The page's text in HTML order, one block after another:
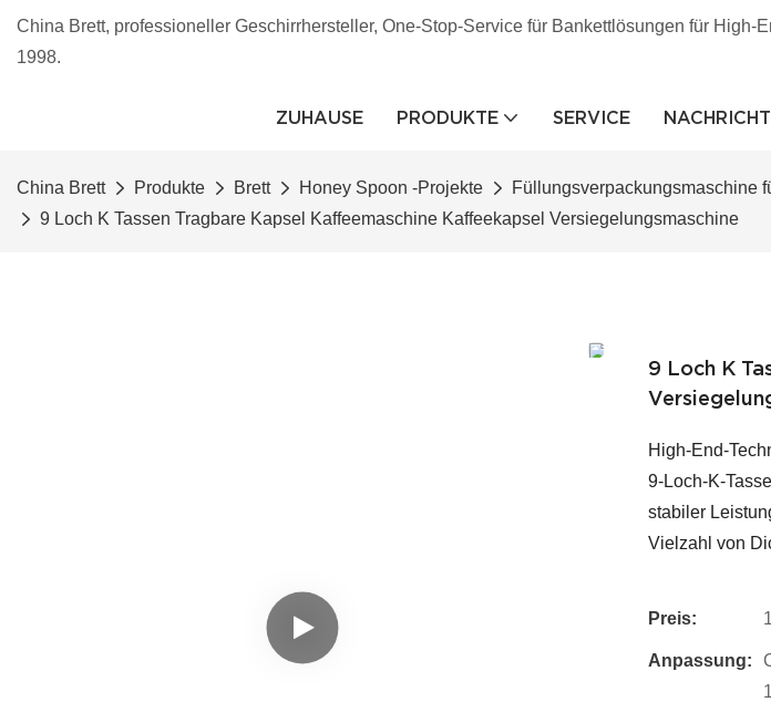
China Brett, professioneller Geschirrhersteller, One-Stop-Service für Bankettlösungen für High-
1998.
ZUHAUSE PRODUKTE SERVICE NACHRICHT
China Brett Produkte Brett Honey Spoon -Projekte
Füllungsverpackungsmaschine
9 Loch K Tassen Tragbare Kapsel Kaffeemaschine Kaffeekapsel Versiegelungsmaschine
9 Loch K
High-End-
9-Loch-K-
stabiler
Vielzahl von
Preis:
Anpassung: